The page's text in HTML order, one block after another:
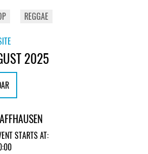
REGGAE
2025
STARTS AT: